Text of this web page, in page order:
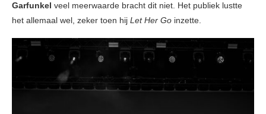
Garfunkel veel meerwaarde bracht dit niet. Het publiek lustte
het allemaal wel, zeker toen hij Let Her Go inzette.